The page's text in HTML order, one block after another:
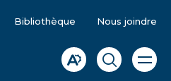
Bibliothèque Nous joindre
OuvrirOuvrirOuvrir
la